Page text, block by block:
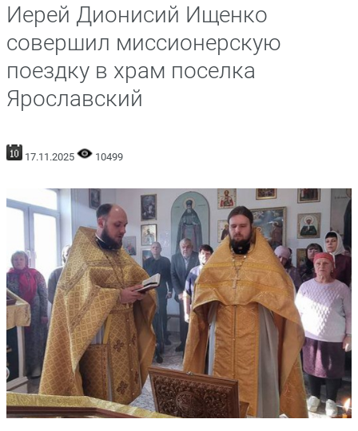
Иерей Дионисий Ищенко
совершил миссионерскую
поездку в храм поселка
Ярославский
17.11.2025 10499